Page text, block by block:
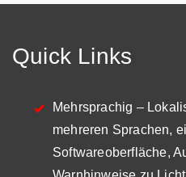
Quick Links
Mehrsprachig –
mehreren Sprachen,
Softwareoberfläche,